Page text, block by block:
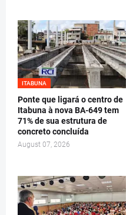
ITABUNA
Ponte que ligará o centro de
Itabuna à nova BA-649 tem
71% de sua estrutura de
concreto concluída
August 07, 2026